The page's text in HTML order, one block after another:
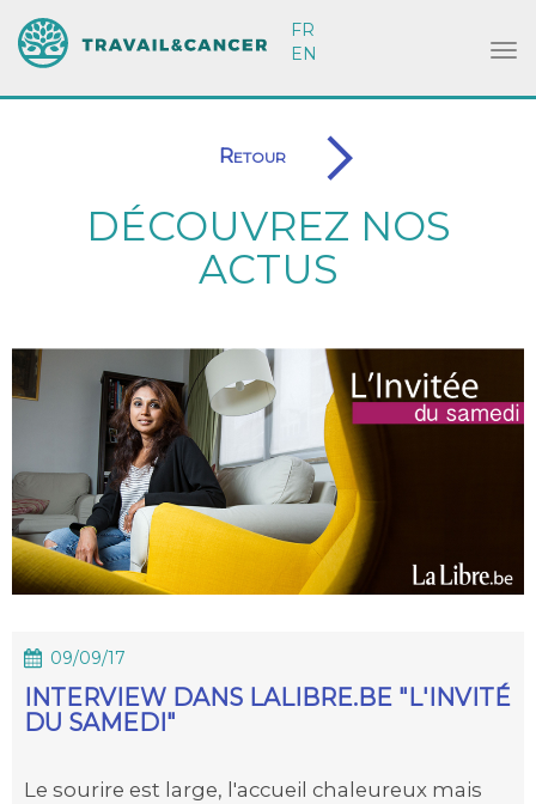
FR
EN
Retour
DÉCOUVREZ NOS
ACTUS
09/09/17
INTERVIEW DANS LALIBRE.BE "L'INVITÉ
DU SAMEDI"
Le sourire est large, l'accueil chaleureux mais